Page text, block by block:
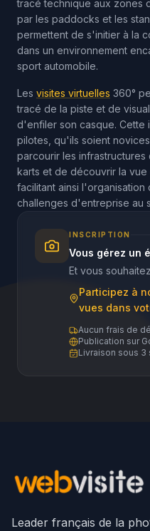
tracé technique aux zones
par les paddocks et les
permettent de s'initier à la
dans un environnement
sport automobile.
Les visites virtuelles 360°
tracé de la piste et de
d'enfiler son casque. Cette
pilotes, qu'ils soient
parcourir les
karts et de découvrir la
facilitant ainsi
challenges d'entreprise au
INSCRIPTION
Vous gérez un
Et vous
Participez à
vues dans
Aucun frais de
Publication sur
Livraison sous 3
Leader français de la